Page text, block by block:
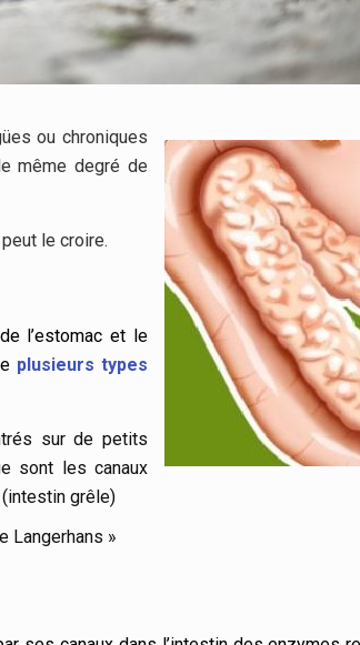
ou chroniques
même degré de
le croire.
l’estomac et le
plusieurs types
sur de petits
sont les canaux
(intestin grêle)
Langerhans »